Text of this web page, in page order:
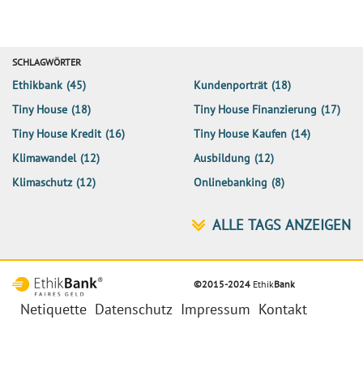
SCHLAGWÖRTER
Ethikbank (45) Kundenporträt (18)
Tiny House (18) Tiny House Finanzierung (17)
Tiny House Kredit (16) Tiny House Kaufen (14)
Klimawandel (12) Ausbildung (12)
Klimaschutz (12) Onlinebanking (8)
©2015-2024 EthikBank
Netiquette Datenschutz Impressum Kontakt